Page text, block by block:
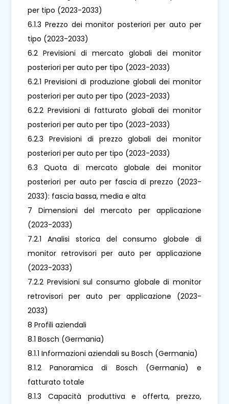
per tipo (2023-2033)
6.1.3 Prezzo dei monitor posteriori per auto per
tipo (2023-2033)
6.2 Previsioni di mercato globali dei monitor
posteriori per auto per tipo (2023-2033)
6.2.1 Previsioni di produzione globali dei monitor
posteriori per auto per tipo (2023-2033)
6.2.2 Previsioni di fatturato globali dei monitor
posteriori per auto per tipo (2023-2033)
6.2.3 Previsioni di prezzo globali dei monitor
posteriori per auto per tipo (2023-2033)
6.3 Quota di mercato globale dei monitor
posteriori per auto per fascia di prezzo (2023-
2033): fascia bassa, media e alta
7 Dimensioni del mercato per applicazione
(2023-2033)
7.2.1 Analisi storica del consumo globale di
monitor retrovisori per auto per applicazione
(2023-2033)
7.2.2 Previsioni sul consumo globale di monitor
retrovisori per auto per applicazione (2023-
2033)
8 Profili aziendali
8.1 Bosch (Germania)
8.1.1 Informazioni aziendali su Bosch (Germania)
8.1.2 Panoramica di Bosch (Germania) e
fatturato totale
8.1.3 Capacità produttiva e offerta, prezzo,